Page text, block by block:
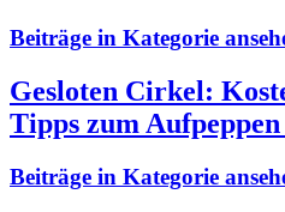
Beiträge in Kategorie
Gesloten Cirkel:
Tipps zum Aufpeppen
Beiträge in Kategorie